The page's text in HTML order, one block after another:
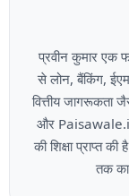
प्रवीन कुमार एक
से लोन, बैंकिंग,
वित्तीय
और
की शिक्षा प्राप्त
तक का